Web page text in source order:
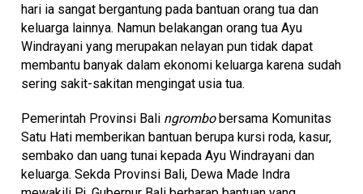
hari ia sangat bergantung pada bantuan orang tua dan
keluarga lainnya. Namun belakangan orang tua Ayu
Windrayani yang merupakan nelayan pun tidak dapat
membantu banyak dalam ekonomi keluarga karena sudah
sering sakit-sakitan mengingat usia tua.
Pemerintah Provinsi Bali ngrombobersama Komunitas
Satu Hati memberikan bantuan berupa kursi roda, kasur,
sembako dan uang tunai kepada Ayu Windrayani dan
keluarga. Sekda Provinsi Bali, Dewa Made Indra